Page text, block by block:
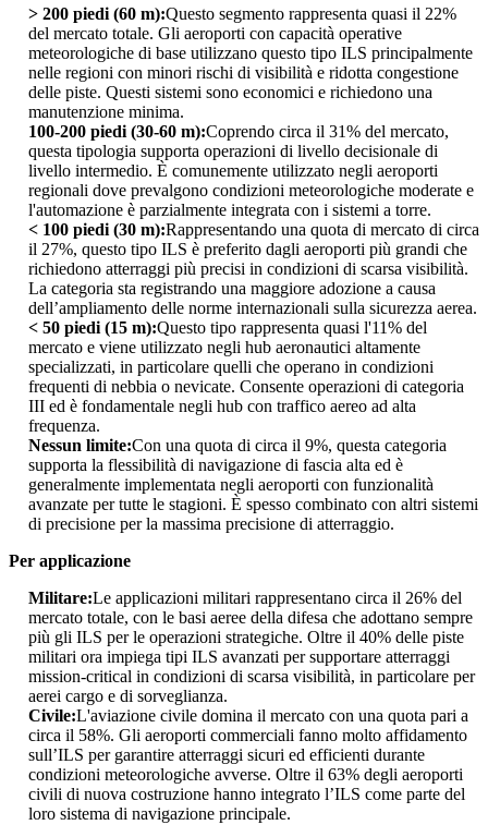
> 200 piedi (60 m):Questo segmento rappresenta quasi il 22%
del mercato totale. Gli aeroporti con capacità operative
meteorologiche di base utilizzano questo tipo ILS principalmente
nelle regioni con minori rischi di visibilità e ridotta congestione
delle piste. Questi sistemi sono economici e richiedono una
manutenzione minima.
100-200 piedi (30-60 m):Coprendo circa il 31% del mercato,
questa tipologia supporta operazioni di livello decisionale di
livello intermedio. È comunemente utilizzato negli aeroporti
regionali dove prevalgono condizioni meteorologiche moderate e
l'automazione è parzialmente integrata con i sistemi a torre.
< 100 piedi (30 m):Rappresentando una quota di mercato di circa
il 27%, questo tipo ILS è preferito dagli aeroporti più grandi che
richiedono atterraggi più precisi in condizioni di scarsa visibilità.
La categoria sta registrando una maggiore adozione a causa
dell’ampliamento delle norme internazionali sulla sicurezza aerea.
< 50 piedi (15 m):Questo tipo rappresenta quasi l'11% del
mercato e viene utilizzato negli hub aeronautici altamente
specializzati, in particolare quelli che operano in condizioni
frequenti di nebbia o nevicate. Consente operazioni di categoria
III ed è fondamentale negli hub con traffico aereo ad alta
frequenza.
Nessun limite:Con una quota di circa il 9%, questa categoria
supporta la flessibilità di navigazione di fascia alta ed è
generalmente implementata negli aeroporti con funzionalità
avanzate per tutte le stagioni. È spesso combinato con altri sistemi
di precisione per la massima precisione di atterraggio.
Per applicazione
Militare:Le applicazioni militari rappresentano circa il 26% del
mercato totale, con le basi aeree della difesa che adottano sempre
più gli ILS per le operazioni strategiche. Oltre il 40% delle piste
militari ora impiega tipi ILS avanzati per supportare atterraggi
mission-critical in condizioni di scarsa visibilità, in particolare per
aerei cargo e di sorveglianza.
Civile:L'aviazione civile domina il mercato con una quota pari a
circa il 58%. Gli aeroporti commerciali fanno molto affidamento
sull’ILS per garantire atterraggi sicuri ed efficienti durante
condizioni meteorologiche avverse. Oltre il 63% degli aeroporti
civili di nuova costruzione hanno integrato l’ILS come parte del
loro sistema di navigazione principale.